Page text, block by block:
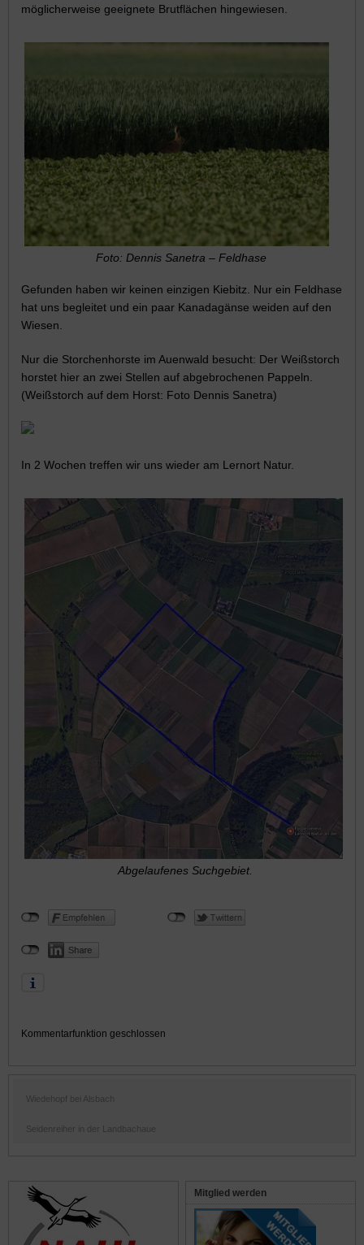
möglicherweise geeignete Brutflächen hingewiesen.
Foto: Dennis Sanetra – Feldhase
Gefunden haben wir keinen einzigen Kiebitz. Nur ein Feldhase
hat uns begleitet und ein paar Kanadagänse weiden auf den
Wiesen.
Nur die Storchenhorste im Auenwald besucht: Der Weißstorch
horstet hier an zwei Stellen auf abgebrochenen Pappeln.
(Weißstorch auf dem Horst: Foto Dennis Sanetra)
In 2 Wochen treffen wir uns wieder am Lernort Natur.
Abgelaufenes Suchgebiet.
Kommentarfunktion geschlossen
Wiedehopf bei Alsbach
Seidenreiher in der Landbachaue
Mitglied werden